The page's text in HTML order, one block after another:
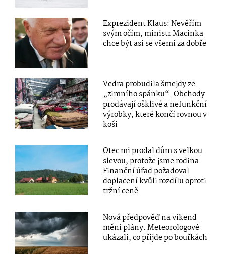
Exprezident Klaus: Nevěřím
svým očím, ministr Macinka
chce být asi se všemi za dobře
Vedra probudila šmejdy ze
„zimního spánku“. Obchody
prodávají ošklivé a nefunkční
výrobky, které končí rovnou v
koši
Otec mi prodal dům s velkou
slevou, protože jsme rodina.
Finanční úřad požadoval
doplacení kvůli rozdílu oproti
tržní ceně
Nová předpověď na víkend
mění plány. Meteorologové
ukázali, co přijde po bouřkách